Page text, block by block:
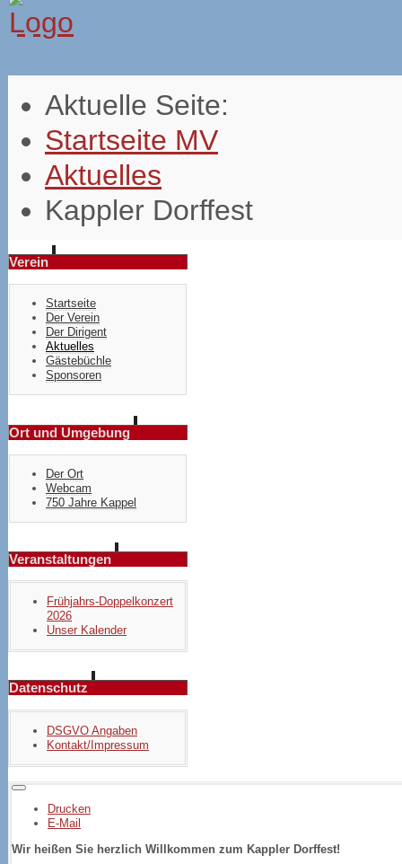
Aktuelle Seite:
Startseite MV
Aktuelles
Kappler Dorffest
Verein
Startseite
Der Verein
Der Dirigent
Aktuelles
Gästebüchle
Sponsoren
Ort und Umgebung
Der Ort
Webcam
750 Jahre Kappel
Veranstaltungen
Frühjahrs-Doppelkonzert
2026
Unser Kalender
Datenschutz
DSGVO Angaben
Kontakt/Impressum
Drucken
E-Mail
Wir heißen Sie herzlich Willkommen zum Kappler Dorffest!